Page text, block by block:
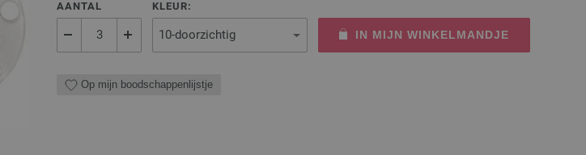
AANTAL KLEUR:
IN MIJN WINKELMANDJE
Op mijn boodschappenlijstje